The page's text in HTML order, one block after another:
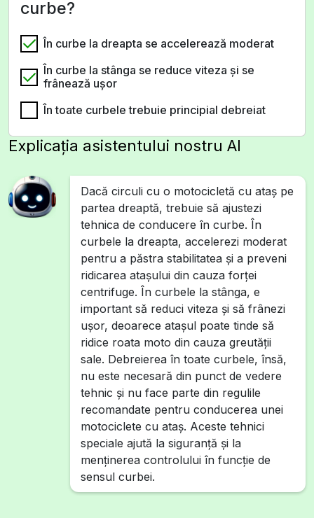
curbe?
În curbe la dreapta se accelerează moderat
În curbe la stânga se reduce viteza şi se
frânează uşor
În toate curbele trebuie principial debreiat
Explicația asistentului nostru AI
Dacă circuli cu o motocicletă cu ataș pe
partea dreaptă, trebuie să ajustezi
tehnica de conducere în curbe. În
curbele la dreapta, accelerezi moderat
pentru a păstra stabilitatea și a preveni
ridicarea atașului din cauza forței
centrifuge. În curbele la stânga, e
important să reduci viteza și să frânezi
ușor, deoarece atașul poate tinde să
ridice roata moto din cauza greutății
sale. Debreierea în toate curbele, însă,
nu este necesară din punct de vedere
tehnic și nu face parte din regulile
recomandate pentru conducerea unei
motociclete cu ataș. Aceste tehnici
speciale ajută la siguranță și la
menținerea controlului în funcție de
sensul curbei.